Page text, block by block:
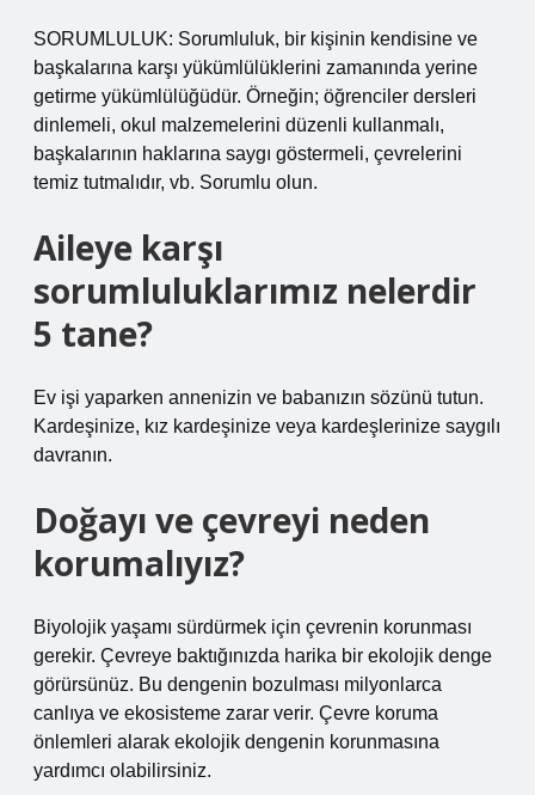
SORUMLULUK: Sorumluluk, bir kişinin kendisine ve
başkalarına karşı yükümlülüklerini zamanında yerine
getirme yükümlülüğüdür. Örneğin; öğrenciler dersleri
dinlemeli, okul malzemelerini düzenli kullanmalı,
başkalarının haklarına saygı göstermeli, çevrelerini
temiz tutmalıdır, vb. Sorumlu olun.
Aileye karşı
sorumluluklarımız nelerdir
5 tane?
Ev işi yaparken annenizin ve babanızın sözünü tutun.
Kardeşinize, kız kardeşinize veya kardeşlerinize saygılı
davranın.
Doğayı ve çevreyi neden
korumalıyız?
Biyolojik yaşamı sürdürmek için çevrenin korunması
gerekir. Çevreye baktığınızda harika bir ekolojik denge
görürsünüz. Bu dengenin bozulması milyonlarca
canlıya ve ekosisteme zarar verir. Çevre koruma
önlemleri alarak ekolojik dengenin korunmasına
yardımcı olabilirsiniz.